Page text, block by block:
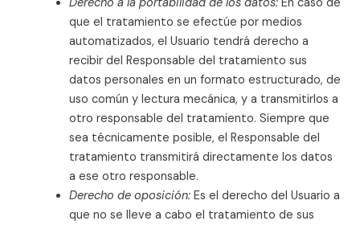
que el tratamiento se efectúe por medios
automatizados, el Usuario tendrá derecho a
recibir del Responsable del tratamiento sus
datos personales en un formato estructurado, de
uso común y lectura mecánica, y a transmitirlos a
otro responsable del tratamiento. Siempre que
sea técnicamente posible, el Responsable del
tratamiento transmitirá directamente los datos
a ese otro responsable.
Derecho de oposición: Es el derecho del Usuario a
que no se lleve a cabo el tratamiento de sus